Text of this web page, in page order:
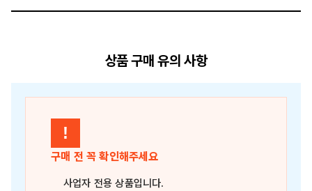
상품 구매 유의 사항
!
구매 전 꼭 확인해주세요
사업자 전용 상품입니다.